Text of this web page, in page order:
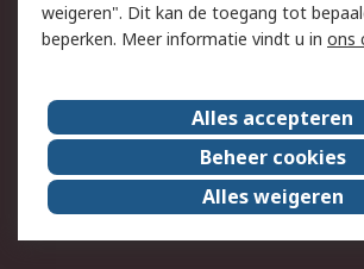
Algemene
verkoopvoorwaarden
Over RS
RS Group
Over ons
RS wereldwijd
Werken
ESG
weigeren". Dit kan de toegang tot
beperken. Meer informatie vindt u in ons
Alles accepteren
Beheer cookies
Alles weigeren